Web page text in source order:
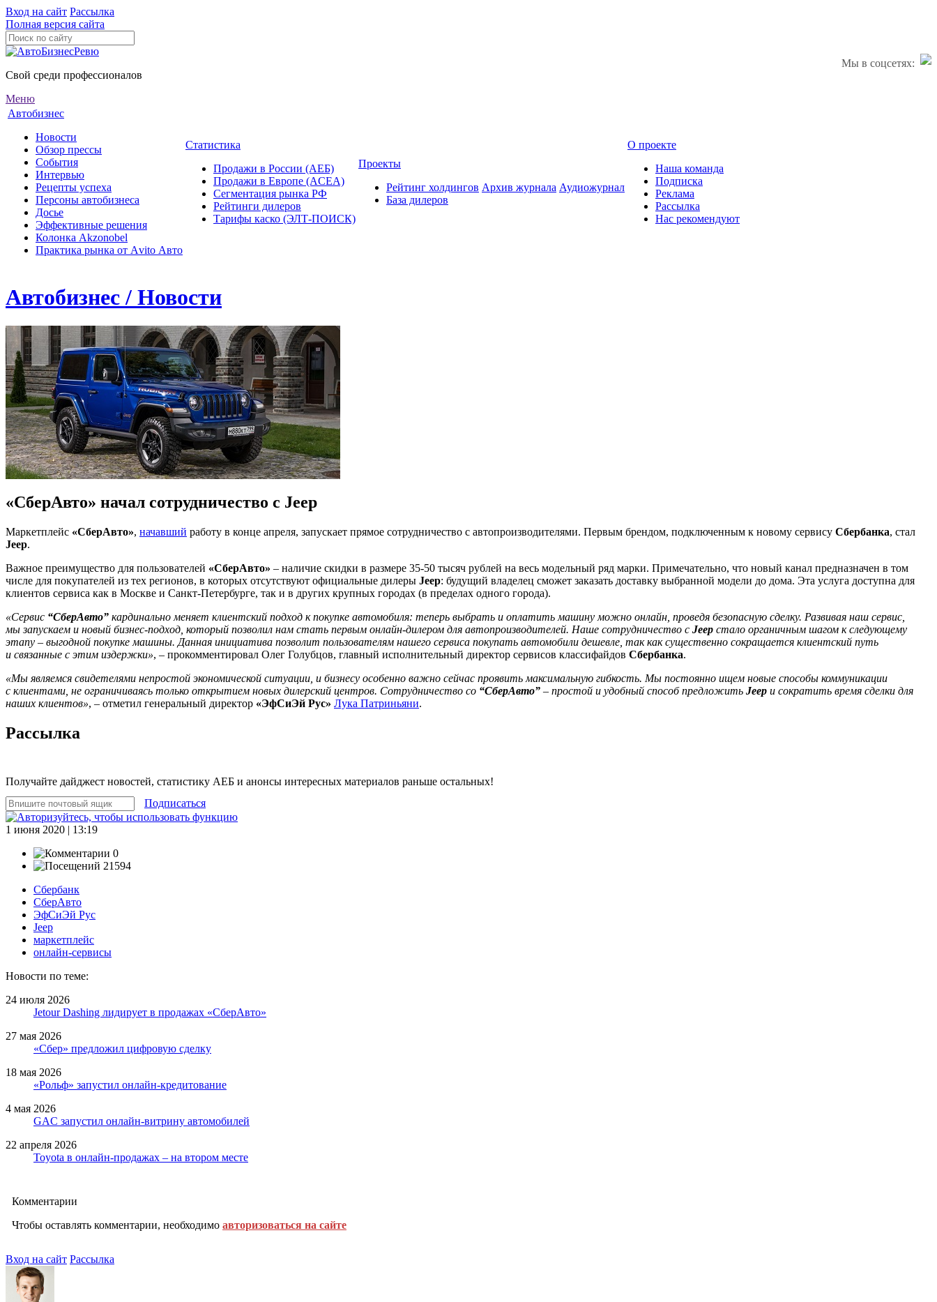
Вход на сайт Рассылка
Полная версия сайта
Мы в соцсетях:
Свой среди профессионалов
Меню
Автобизнес
Новости
Обзор прессы
События
Интервью
Рецепты успеха
Персоны автобизнеса
Досье
Эффективные решения
Колонка Akzonobel
Практика рынка от Аvito Авто
Статистика
Продажи в России (АЕБ)
Продажи в Европе (ACEA)
Сегментация рынка РФ
Рейтинги дилеров
Тарифы каско (ЭЛТ-ПОИСК)
Проекты
Рейтинг холдингов
База дилеров
Архив журнала Аудиожурнал
О проекте
Наша команда
Подписка
Реклама
Рассылка
Нас рекомендуют
Автобизнес / Новости
«СберАвто» начал сотрудничество с Jeep
Маркетплейс «СберАвто», начавший работу в конце апреля, запускает прямое сотрудничество с автопроизводителями. Первым брендом, подключенным к новому сервису Сбербанка, стал
Jeep.
Важное преимущество для пользователей «СберАвто» – наличие скидки в размере 35-50 тысяч рублей на весь модельный ряд марки. Примечательно, что новый канал предназначен в том
числе для покупателей из тех регионов, в которых отсутствуют официальные дилеры Jeep: будущий владелец сможет заказать доставку выбранной модели до дома. Эта услуга доступна для
клиентов сервиса как в Москве и Санкт-Петербурге, так и в других крупных городах (в пределах одного города).
«Сервис “СберАвто” кардинально меняет клиентский подход к покупке автомобиля: теперь выбрать и оплатить машину можно онлайн, проведя безопасную сделку. Развивая наш сервис,
мы запускаем и новый бизнес-подход, который позволил нам стать первым онлайн-дилером для автопроизводителей. Наше сотрудничество с Jeep стало органичным шагом к следующему
этапу – выгодной покупке машины. Данная инициатива позволит пользователям нашего сервиса покупать автомобили дешевле, так как существенно сокращается клиентский путь
и связанные с этим издержки», – прокомментировал Олег Голубцов, главный исполнительный директор сервисов классифайдов Сбербанка.
«Мы являемся свидетелями непростой экономической ситуации, и бизнесу особенно важно сейчас проявить максимальную гибкость. Мы постоянно ищем новые способы коммуникации
с клиентами, не ограничиваясь только открытием новых дилерский центров. Сотрудничество со “СберАвто” – простой и удобный способ предложить Jeep и сократить время сделки для
наших клиентов», – отметил генеральный директор «ЭфСиЭй Рус» Лука Патриньяни.
Рассылка
Получайте дайджест новостей, статистику АЕБ и анонсы интересных материалов раньше остальных!
Подписаться
1 июня 2020 | 13:19
0
21594
Сбербанк
СберАвто
ЭфСиЭй Рус
Jeep
маркетплейс
онлайн-сервисы
Новости по теме:
24 июля 2026
Jetour Dashing лидирует в продажах «СберАвто»
27 мая 2026
«Сбер» предложил цифровую сделку
18 мая 2026
«Рольф» запустил онлайн-кредитование
4 мая 2026
GAC запустил онлайн-витрину автомобилей
22 апреля 2026
Toyota в онлайн-продажах – на втором месте
Комментарии
Чтобы оставлять комментарии, необходимо авторизоваться на сайте
Вход на сайт Рассылка